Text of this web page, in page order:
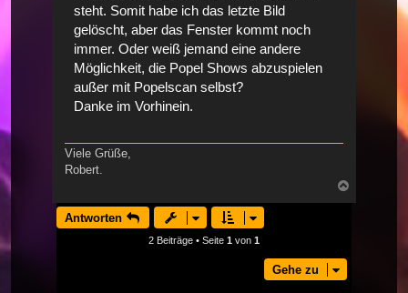
steht. Somit habe ich das letzte Bild
gelöscht, aber das Fenster kommt noch
immer. Oder weiß jemand eine andere
Möglichkeit, die Popel Shows abzuspielen
außer mit Popelscan selbst?
Danke im Vorhinein.
Viele Grüße,
Robert.
oben
Antworten
2 Beiträge • Seite 1 von 1
Gehe zu